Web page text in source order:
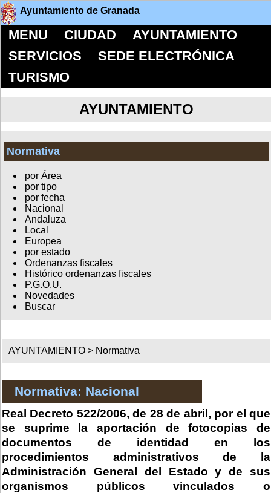
Ayuntamiento de Granada
MENU CIUDAD
AYUNTAMIENTO
SERVICIOS
SEDE ELECTRÓNICA
TURISMO
AYUNTAMIENTO
Normativa
por Área
por tipo
por fecha
Nacional
Andaluza
Local
Europea
por estado
Ordenanzas fiscales
Histórico ordenanzas fiscales
P.G.O.U.
Novedades
Buscar
AYUNTAMIENTO > Normativa
Normativa: Nacional
Real Decreto 522/2006, de 28 de abril, por el que
se suprime la aportación de fotocopias de
documentos de identidad en los
procedimientos administrativos de la
Administración General del Estado y de sus
organismos públicos vinculados o